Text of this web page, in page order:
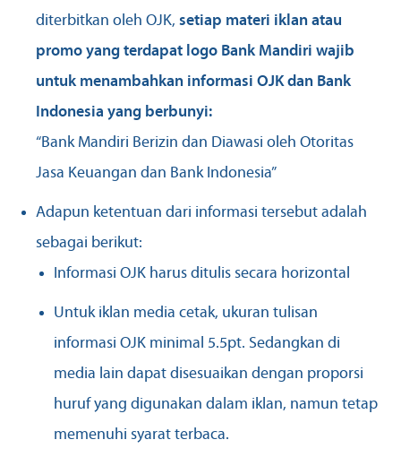
diterbitkan oleh OJK, setiap materi iklan atau
promo yang terdapat logo Bank Mandiri wajib
untuk menambahkan informasi OJK dan Bank
Indonesia yang berbunyi:
“Bank Mandiri Berizin dan Diawasi oleh Otoritas
Jasa Keuangan dan Bank Indonesia”
Adapun ketentuan dari informasi tersebut adalah
sebagai berikut:
Informasi OJK harus ditulis secara horizontal
Untuk iklan media cetak, ukuran tulisan
informasi OJK minimal 5.5pt. Sedangkan di
media lain dapat disesuaikan dengan proporsi
huruf yang digunakan dalam iklan, namun tetap
memenuhi syarat terbaca.